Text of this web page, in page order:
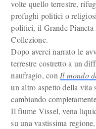
volte quello terrestre,
profughi politici o
politici, il Grande
Collezione.
Dopo averci narrato le
terrestre costretto a un
naufragio, con Il mondo
un altro aspetto della vita
cambiando
Il fiume Vissel, vena
su una vastissima